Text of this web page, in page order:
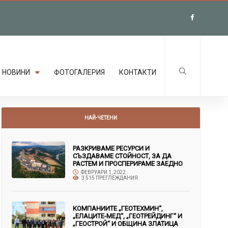
НОВИНИ ФОТОГАЛЕРИЯ КОНТАКТИ
НАЙ-ЧЕТЕНИ
РАЗКРИВАМЕ РЕСУРСИ И
СЪЗДАВАМЕ СТОЙНОСТ, ЗА ДА
РАСТЕМ И ПРОСПЕРИРАМЕ ЗАЕДНО
ФЕВРУАРИ 1, 2022
3 515 ПРЕГЛЕЖДАНИЯ
КОМПАНИИТЕ „ГЕОТЕХМИН“,
„ЕЛАЦИТЕ-МЕД“, „ГЕОТРЕЙДИНГ“ И
„ГЕОСТРОЙ“ И ОБЩИНА ЗЛАТИЦА